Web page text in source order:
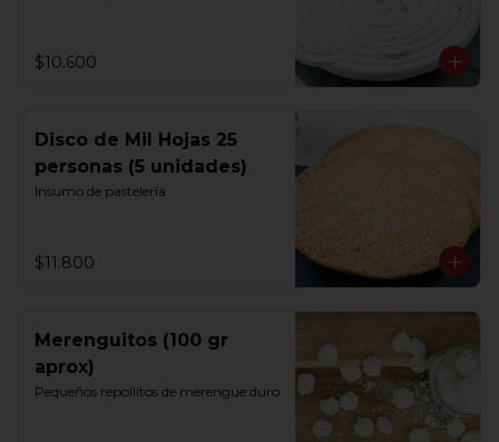
$10.600
Disco de Mil Hojas 25
personas (5 unidades)
Insumo de pastelería
$11.800
Merenguitos (100 gr
aprox)
Pequeños repollitos de merengue duro